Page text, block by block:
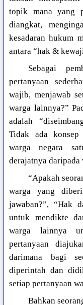
topik mana yang
diangkat,
kesadaran hukum
antara “hak &
Sebagai
pertanyaan
wajib, menjawab
warga lainnya?”
adalah
Tidak ada konsep
warga negara
derajatnya daripada
“Apakah
warga yang
jawaban?”, “Hak
untuk mendikte
warga lainnya
pertanyaan
darimana bagi
diperintah dan
setiap pertanyaan
Bahkan